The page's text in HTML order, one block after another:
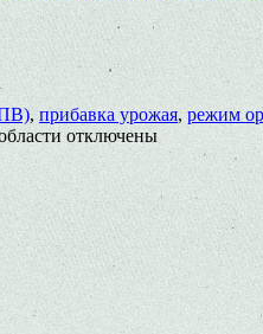
, прибавка урожая, режим
отключены